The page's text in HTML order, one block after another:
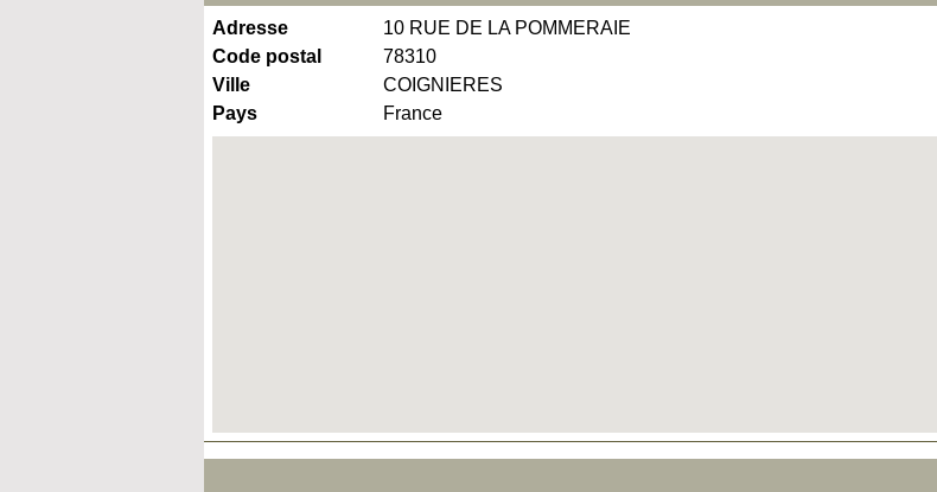
Adresse
10 RUE DE LA POMMERAIE
Code postal
78310
Ville
COIGNIERES
Pays
France